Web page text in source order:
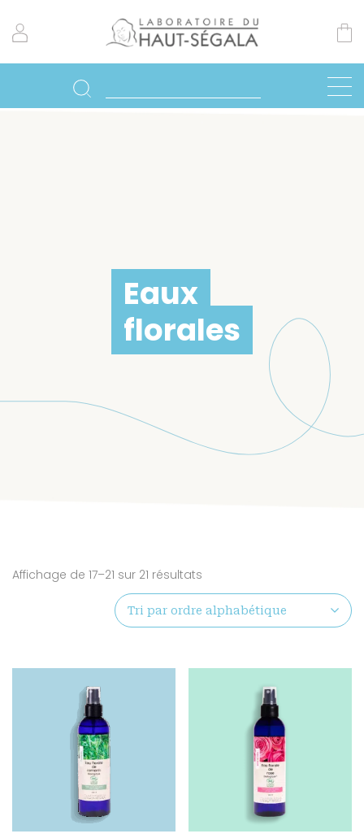
Eaux
florales
Affichage de 17–21 sur 21 résultats